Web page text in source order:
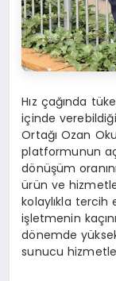
Hız çağında
içinde
Ortağı Ozan
platformunun
dönüşüm
ürün ve
kolaylıkla tercih
işletmenin
dönemde
sunucu